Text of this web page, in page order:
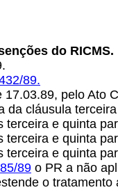
do RICMS.
89.
pelo Ato
da cláusula
terceira e quinta
terceira e quinta
terceira e quinta
89 o PR a não
o